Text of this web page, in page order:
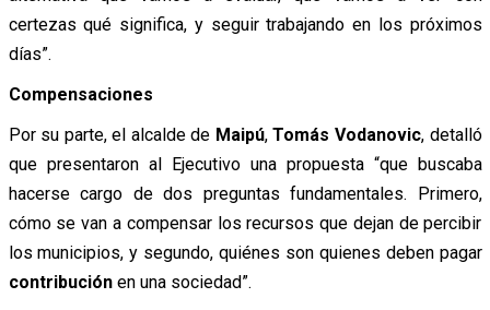
certezas qué significa, y seguir trabajando en los próximos
días”.
Compensaciones
Por su parte, el alcalde de Maipú,Tomás Vodanovic, detalló
que presentaron al Ejecutivo una propuesta “que buscaba
hacerse cargo de dos preguntas fundamentales. Primero,
cómo se van a compensar los recursos que dejan de percibir
los municipios, y segundo, quiénes son quienes deben pagar
contribuciónen una sociedad”.